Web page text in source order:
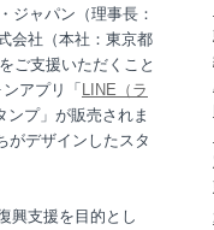
ジャパン（理事長：
会社（本社：東京都
ご支援いただくこと
アプリ「 LINE（ラ
ンプ」が販売されま
がデザインしたスタ
興支援を目的とし